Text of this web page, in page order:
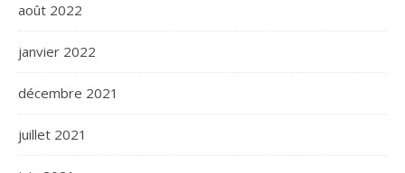
août 2022
janvier 2022
décembre 2021
juillet 2021